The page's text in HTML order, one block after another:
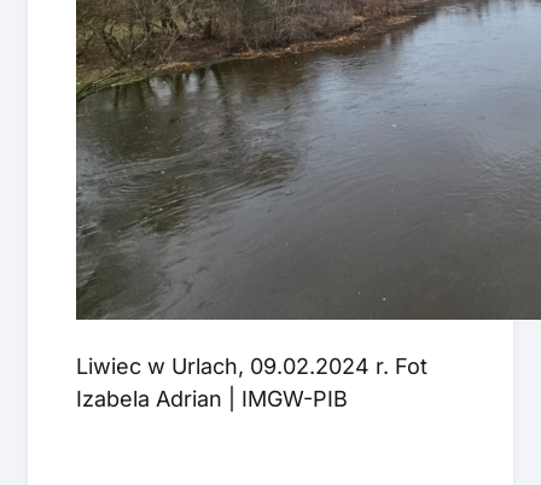
Liwiec w Urlach, 09.02.2024 r. Fot
Izabela Adrian | IMGW-PIB